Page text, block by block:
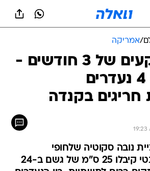
/אמריקה
כמות משקעים של 3 חודשים -
ביום אחד: 4 נעדרים
חריגים בקנדה
נובה סקוטיה שלחופי
האוקיינוס האטלנטי קיבלו 25 ס"מ של גשם ב-24